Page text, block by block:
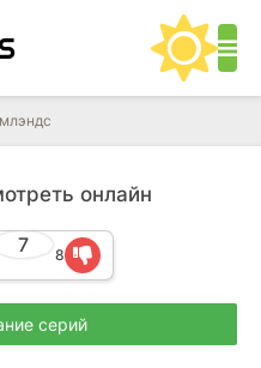
онлайн
7 8
серий